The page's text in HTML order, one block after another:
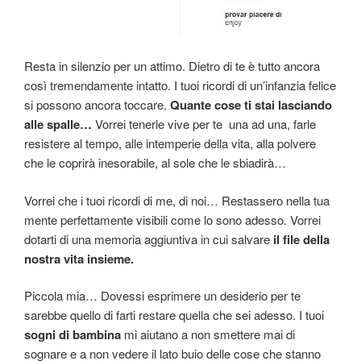
Resta in silenzio per un attimo. Dietro di te è tutto ancora
così tremendamente intatto. I tuoi ricordi di un’infanzia felice
si possono ancora toccare. Quante cose ti stai lasciando
alle spalle… Vorrei tenerle vive per te una ad una, farle
resistere al tempo, alle intemperie della vita, alla polvere
che le coprirà inesorabile, al sole che le sbiadirà…
Vorrei che i tuoi ricordi di me, di noi… Restassero nella tua
mente perfettamente visibili come lo sono adesso. Vorrei
dotarti di una memoria aggiuntiva in cui salvare il file della
nostra vita insieme.
Piccola mia… Dovessi esprimere un desiderio per te
sarebbe quello di farti restare quella che sei adesso. I tuoi
sogni di bambina mi aiutano a non smettere mai di
sognare e a non vedere il lato buio delle cose che stanno